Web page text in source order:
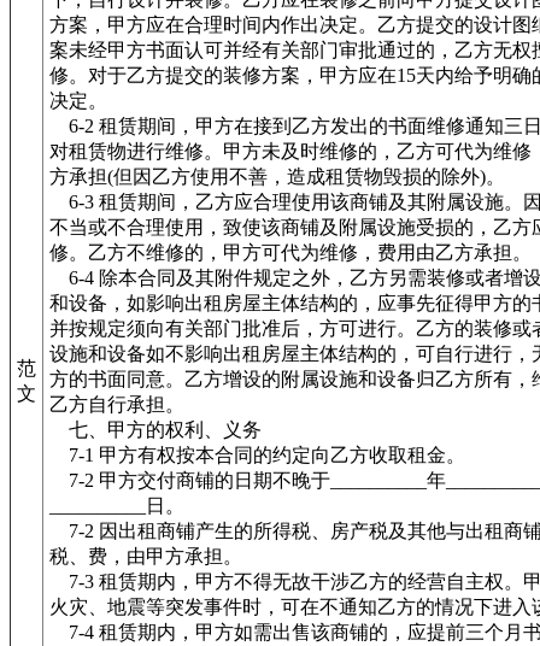
范
文
方案，甲方应在合理时间内作出决定。乙方提交的设计图
案未经甲方书面认可并经有关部门审批通过的，乙方无权
修。对于乙方提交的装修方案，甲方应在15天内给予明确
决定。
6-2 租赁期间，甲方在接到乙方发出的书面维修通知三
对租赁物进行维修。甲方未及时维修的，乙方可代为维修
方承担(但因乙方使用不善，造成租赁物毁损的除外)。
6-3 租赁期间，乙方应合理使用该商铺及其附属设施。
不当或不合理使用，致使该商铺及附属设施受损的，乙方
修。乙方不维修的，甲方可代为维修，费用由乙方承担。
6-4 除本合同及其附件规定之外，乙方另需装修或者增
和设备，如影响出租房屋主体结构的，应事先征得甲方的
并按规定须向有关部门批准后，方可进行。乙方的装修或
设施和设备如不影响出租房屋主体结构的，可自行进行，
方的书面同意。乙方增设的附属设施和设备归乙方所有，
乙方自行承担。
七、甲方的权利、义务
7-1 甲方有权按本合同的约定向乙方收取租金。
7-2 甲方交付商铺的日期不晚于__________年
__________日。
7-2 因出租商铺产生的所得税、房产税及其他与出租商
税、费，由甲方承担。
7-3 租赁期内，甲方不得无故干涉乙方的经营自主权。
火灾、地震等突发事件时，可在不通知乙方的情况下进入
7-4 租赁期内，甲方如需出售该商铺的，应提前三个月